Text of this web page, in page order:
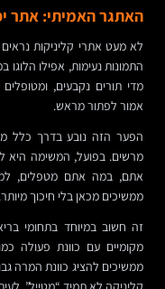
האתגר האמיתי: אתר
לא מעט אתרי קליניקות
התמונות נעימות, אפילו
מדי תורים נקבעים,
אמור לפתור מראש.
הפער הזה נובע בדרך כלל
מרשים. בפועל, המשימה היא
אתם, במה אתם מטפלים,
ממשיכים מכאן בלי חיכוך מיותר.
ממשיכים להציג כוונת המרה